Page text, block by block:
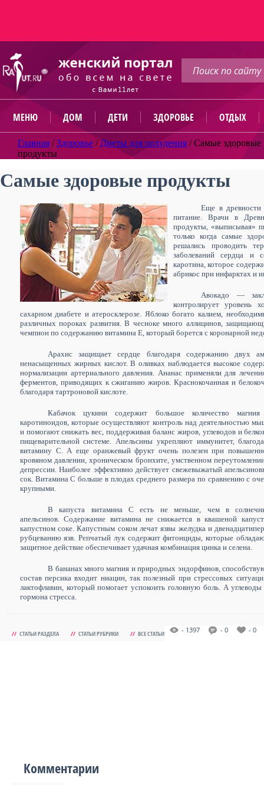
МЕНЮ ДОМ ДЕТИ ЗДОРОВЬЕ ОТДЫХ
Главная /Здоровье / Диеты для похудения /Самые здоровые
продукты
Самые здоровые продукты
Еще в древности
питание. Врачи в
продукты, «выписывая»
только когда самые
решались проводить
заболеваний сердца и
каротина, которое
абрикос при инфарктах и
Авокадо —
контролирует уровень
сахарном диабете и атеросклерозе. Яблоко богато калием,
различных пороках развития. В чесноке много аллицинов,
чемпион по содержанию витамина Е, который борется с коронарной
Арахис защищает сердце благодаря содержанию двух
ненасыщенных жирных кислот. В оливках наблюдается высокое
нормализации артериального давления. Ананас применяли для
ферментов, приводящих к сжиганию жиров. Краснокочанная и
благодаря тартроновой кислоте.
Кабачок цукини содержит большое количество
каротиноидов, которыеосуществляют контроль над деятельностью
и помогают снижать вес, поддерживая баланс жиров, углеводов и
пищеварительной системе. Апельсины укрепляют иммунитет,
витамину С. А еще оранжевый фрукт очень полезен при
кровяном давлении, хроническом бронхите, умственном
депрессии.Наиболее эффективно действует свежевыжатый
сок. Витамина С больше в плодах среднего размера по сравнению с
крупными.
В капуста витамина С есть не меньше, чем в
апельсинов. Содержание витамина не снижается в квашеной
капустном соке.Капустным сокомлечат язвы желудка и
рубцеванию язв.Репчатый лук содержит фитонциды, которые
защитное действие обеспечивает удачная комбинация цинка и селена.
В бананах много магния и природных эндорфинов,
состав персика входит ниацин, так полезный при стрессовых
лактофлавин, который помогает успокоить головную боль. А
гормона стресса.
// СТАТЬИ РАЗДЕЛА // СТАТЬИ РУБРИКИ // ВСЕ СТАТЬИ - 1397 - 0 - 0
Комментарии